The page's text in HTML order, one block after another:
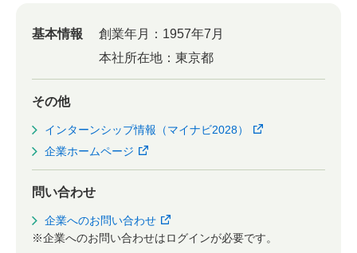
基本情報 創業年月： 1957年7月
本社所在地： 東京都
その他
インターンシップ情報（マイナビ2028）
企業ホームページ
問い合わせ
企業へのお問い合わせ
※企業へのお問い合わせはログインが必要です。